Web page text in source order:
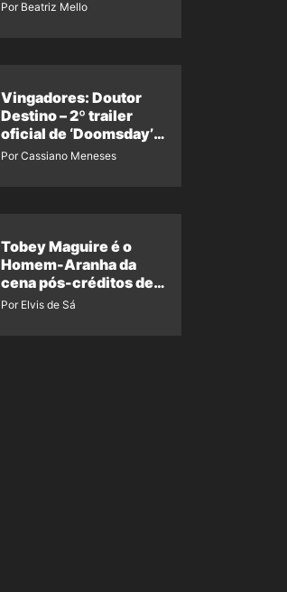
Por Beatriz Mello
Vingadores: Doutor
Destino – 2º trailer
oficial de ‘Doomsday’
ganha nova data para
Por Cassiano Meneses
Tobey Maguire é o
Homem-Aranha da
cena pós-créditos de
Um Novo Dia?
Por Elvis de Sá